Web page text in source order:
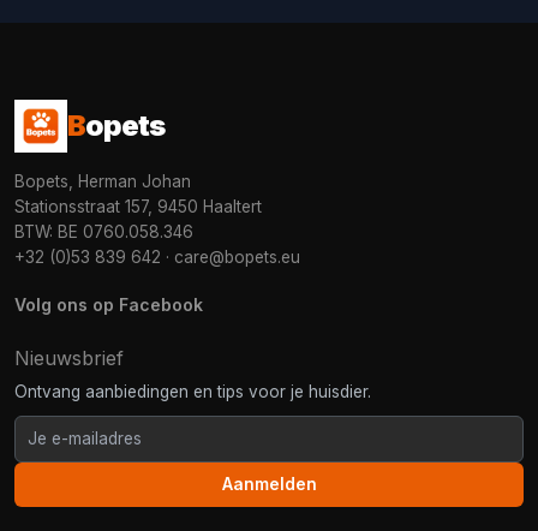
Bopets
Bopets, Herman Johan
Stationsstraat 157, 9450 Haaltert
BTW: BE 0760.058.346
+32 (0)53 839 642 · care@bopets.eu
Volg ons op Facebook
Nieuwsbrief
Ontvang aanbiedingen en tips voor je huisdier.
Aanmelden